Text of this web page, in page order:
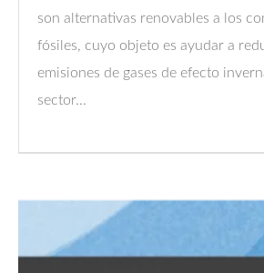
son alternativas renovables a los
fósiles, cuyo objeto es ayudar a
emisiones de gases de efecto
sector...